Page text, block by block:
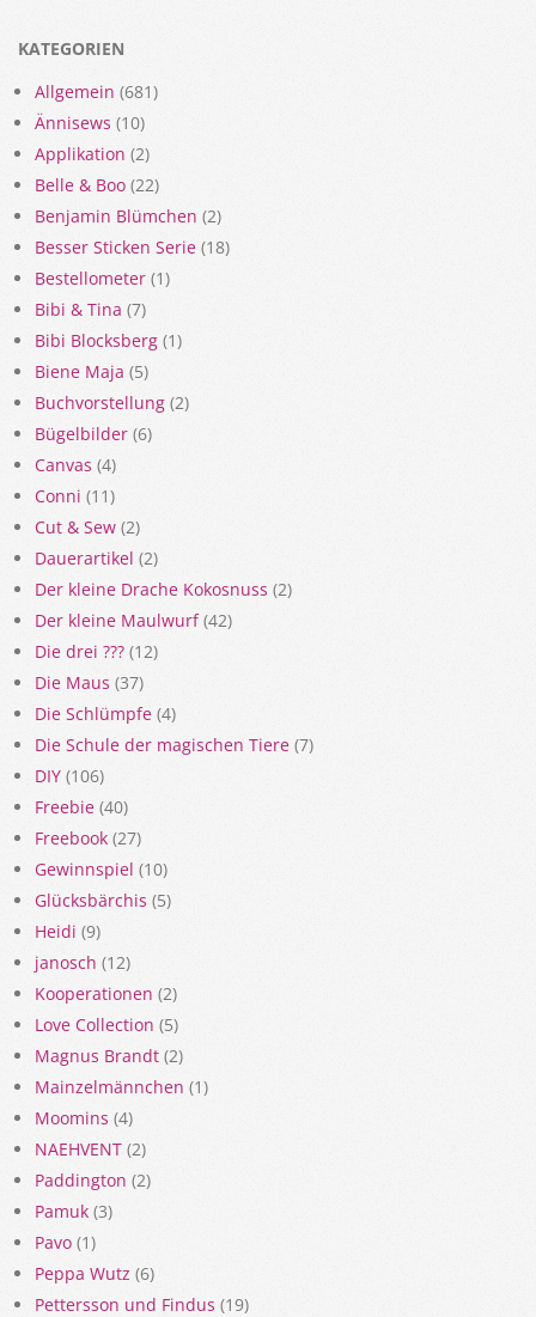
KATEGORIEN
Allgemein (681)
Ännisews (10)
Applikation (2)
Belle & Boo (22)
Benjamin Blümchen (2)
Besser Sticken Serie (18)
Bestellometer (1)
Bibi & Tina (7)
Bibi Blocksberg (1)
Biene Maja (5)
Buchvorstellung (2)
Bügelbilder (6)
Canvas (4)
Conni (11)
Cut & Sew (2)
Dauerartikel (2)
Der kleine Drache Kokosnuss (2)
Der kleine Maulwurf(42)
Die drei ??? (12)
Die Maus (37)
Die Schlümpfe (4)
Die Schule der magischen Tiere (7)
DIY (106)
Freebie (40)
Freebook (27)
Gewinnspiel (10)
Glücksbärchis (5)
Heidi (9)
janosch (12)
Kooperationen (2)
Love Collection (5)
Magnus Brandt (2)
Mainzelmännchen (1)
Moomins (4)
NAEHVENT (2)
Paddington (2)
Pamuk (3)
Pavo (1)
Peppa Wutz (6)
Pettersson und Findus (19)